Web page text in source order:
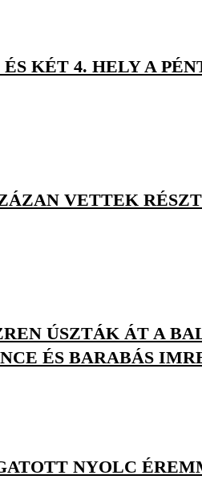
KÉT 4. HELY A
VETTEK
ÚSZTÁK ÁT A
ÉS BARABÁS
NYOLC